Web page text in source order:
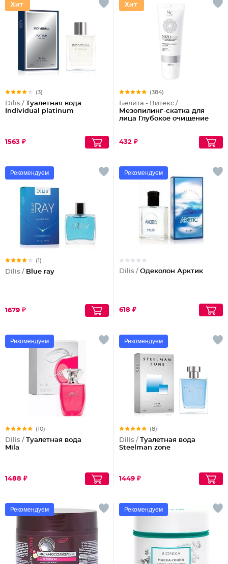
(3)
Dilis / Туалетная вода
Individual platinum
1563 ₽
(384)
Белита - Витекс /
Мезопилинг-скатка для
лица Глубокое очищение
432 ₽
Рекомендуем
(1)
Dilis / Blue ray
1679 ₽
Рекомендуем
Dilis / Одеколон Арктик
618 ₽
Рекомендуем
(10)
Dilis / Туалетная вода
Mila
1488 ₽
Рекомендуем
(8)
Dilis / Туалетная вода
Steelman zone
1449 ₽
Рекомендуем Рекомендуем